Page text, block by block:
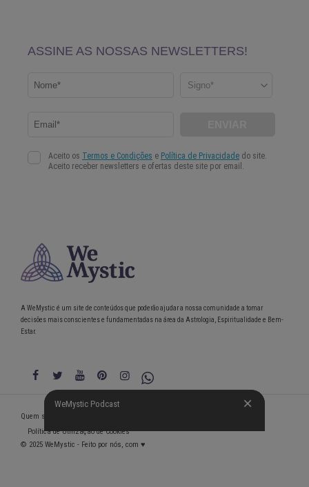
WeMystic Podcast
A WeMystic é um site de conteúdos que poderão ajudar a nossa comunidade a tomar
decisões mais conscientes e fundamentadas na área da Astrologia, Espiritualidade e Bem-
Estar.
WeMystic Podcast
Quem somos
Política de Utilização de Cookies
© 2025 WeMystic - Feito por nós, com ♥